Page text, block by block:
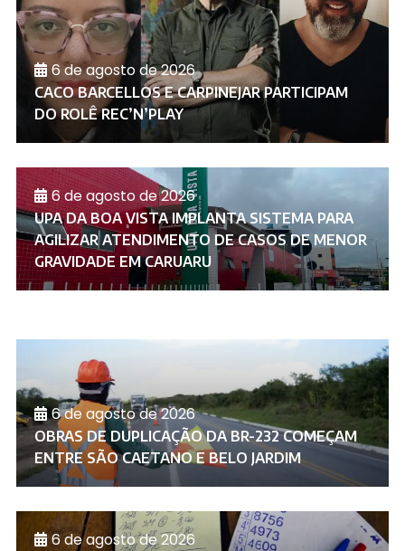
6 de agosto de 2026
CACO BARCELLOS E CARPINEJAR PARTICIPAM
DO ROLÊ REC’N’PLAY
6 de agosto de 2026
UPA DA BOA VISTA IMPLANTA SISTEMA PARA
AGILIZAR ATENDIMENTO DE CASOS DE MENOR
GRAVIDADE EM CARUARU
6 de agosto de 2026
OBRAS DE DUPLICAÇÃO DA BR-232 COMEÇAM
ENTRE SÃO CAETANO E BELO JARDIM
6 de agosto de 2026